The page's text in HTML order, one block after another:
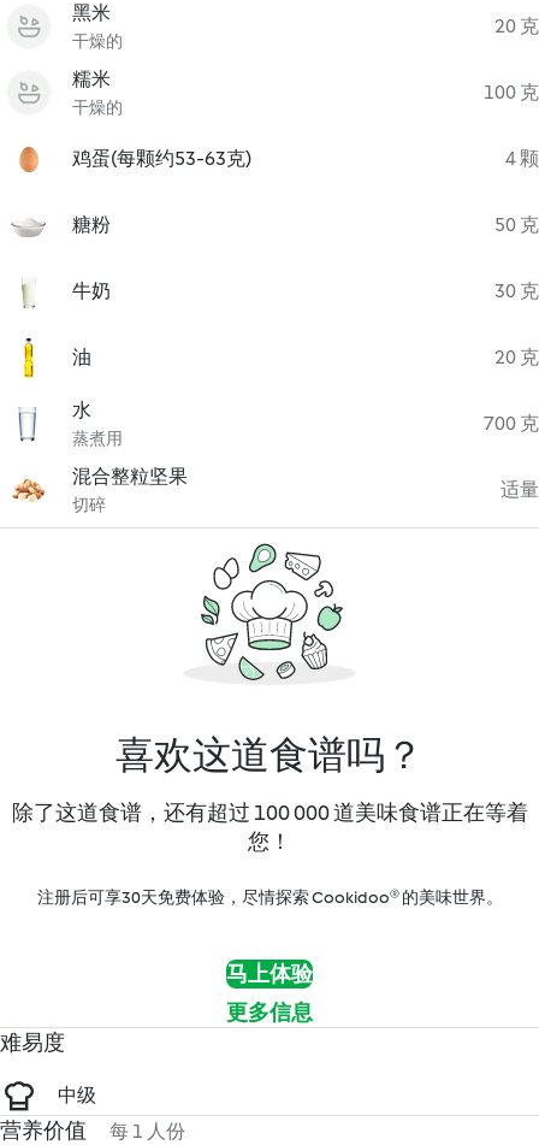
黑米
干燥的
20 克
糯米
干燥的
100 克
鸡蛋(每颗约53-63克) 4 颗
糖粉 50 克
牛奶 30 克
油 20 克
水
蒸煮用
700 克
混合整粒坚果
切碎
适量
喜欢这道食谱吗？
除了这道食谱，还有超过 100 000 道美味食谱正在等着
您！
注册后可享30天免费体验，尽情探索 Cookidoo® 的美味世界。
马上体验
更多信息
难易度
中级
营养价值 每 1 人份